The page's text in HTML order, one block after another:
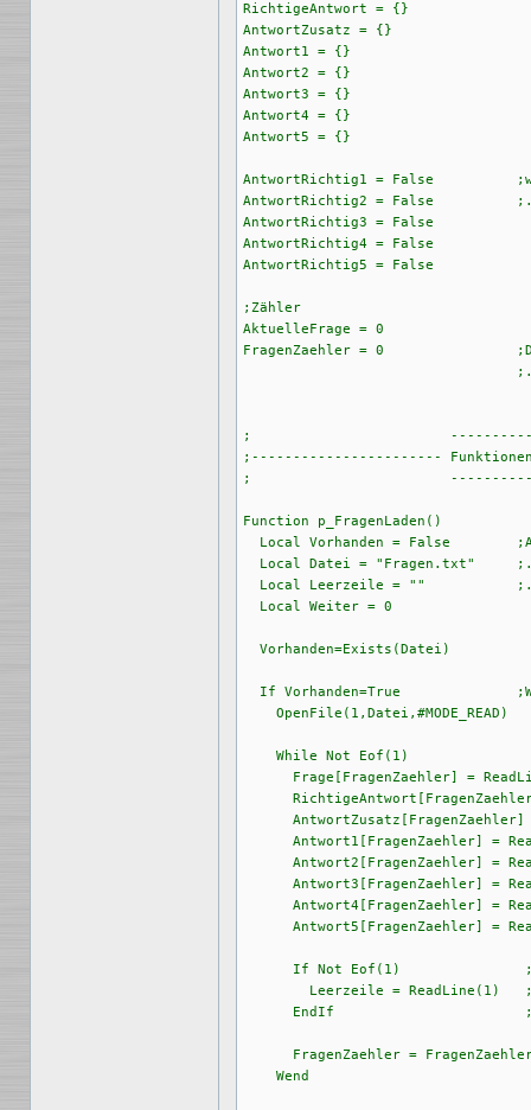
RichtigeAntwort = {}
AntwortZusatz = {}
Antwort1 = {}
Antwort2 = {}
Antwort3 = {}
Antwort4 = {}
Antwort5 = {}
AntwortRichtig1 = False
AntwortRichtig2 = False
AntwortRichtig3 = False
AntwortRichtig4 = False
AntwortRichtig5 = False
;Zähler
AktuelleFrage = 0
FragenZaehler = 0
;
;-----------------------
;
Function p_FragenLaden()
Local Vorhanden = False
Local Datei = "Fragen.txt"
Local Leerzeile = ""
  Local Weiter = 0
  Vorhanden=Exists(Datei)
If Vorhanden=True
    OpenFile(1,Datei,#MODE_READ)
    While Not Eof(1)
Frage[FragenZaehler] =
AntwortZusatz[FragenZaehler]
Antwort1[FragenZaehler] =
Antwort2[FragenZaehler] =
Antwort3[FragenZaehler] =
Antwort4[FragenZaehler] =
Antwort5[FragenZaehler] =
If Not Eof(1)
Leerzeile = ReadLine(1)
EndIf
FragenZaehler =
    Wend